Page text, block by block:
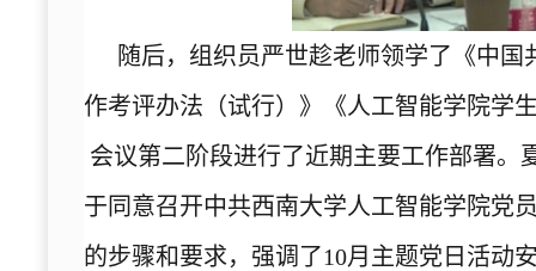
随后，组织员严世趁老师领学了《中
作考评办法（试行）》《人工智能学院学
会议第二阶段进行了近期主要工作部署
于同意召开中共西南大学人工智能学院党
的步骤和要求，强调了10月主题党日活动